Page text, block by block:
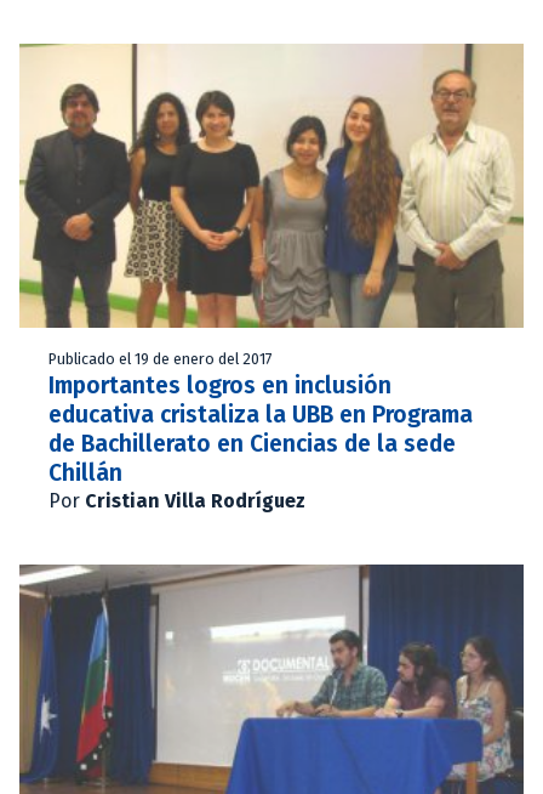
Publicado el 19 de enero del 2017
Importantes logros en inclusión
educativa cristaliza la UBB en Programa
de Bachillerato en Ciencias de la sede
Chillán
Por Cristian Villa Rodríguez